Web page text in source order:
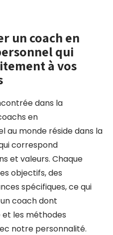
un coach en
qui
à vos
dans la
en
au monde réside dans la
correspond
et valeurs. Chaque
objectifs, des
spécifiques, ce qui
coach dont
et les méthodes
notre personnalité.